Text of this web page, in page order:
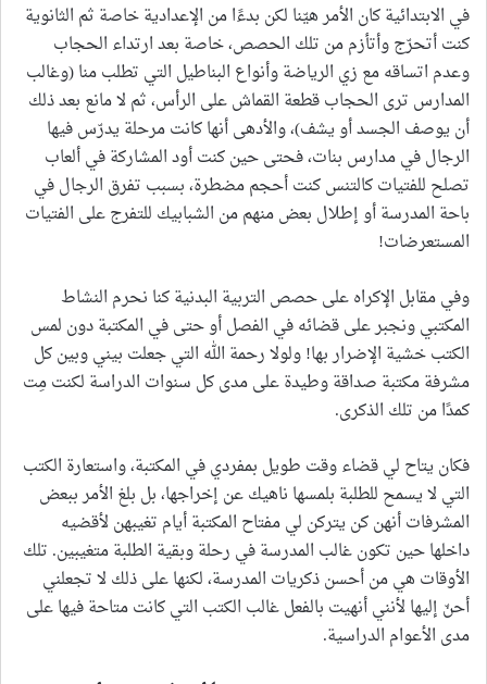
في الابتدائية كان الأمر هيّنا لكن بدءًا من الإعدادية خاصة ثم الثانوية
كنت أتحرّج وأتأزم من تلك الحصص، خاصة بعد ارتداء الحجاب
وعدم اتساقه مع زي الرياضة وأنواع البناطيل التي تطلب منا (وغالب
المدارس ترى الحجاب قطعة القماش على الرأس، ثم لا مانع بعد ذلك
أن يوصف الجسد أو يشف)، والأدهى أنها كانت مرحلة يدرّس فيها
الرجال في مدارس بنات، فحتى حين كنت أود المشاركة في ألعاب
تصلح للفتيات كالتنس كنت أحجم مضطرة، بسبب تفرق الرجال في
باحة المدرسة أو إطلال بعض منهم من الشبابيك للتفرج على الفتيات
المستعرضات!
وفي مقابل الإكراه على حصص التربية البدنية كنا نحرم النشاط
المكتبي ونجبر على قضائه في الفصل أو حتى في المكتبة دون لمس
الكتب خشية الإضرار بها! ولولا رحمة الله التي جعلت بيني وبين كل
مشرفة مكتبة صداقة وطيدة على مدى كل سنوات الدراسة لكنت مِت
كمدًا من تلك الذكرى.
فكان يتاح لي قضاء وقت طويل بمفردي في المكتبة، واستعارة الكتب
التي لا يسمح للطلبة بلمسها ناهيك عن إخراجها، بل بلغ الأمر ببعض
المشرفات أنهن كن يتركن لي مفتاح المكتبة أيام تغيبهن لأقضيه
داخلها حين تكون غالب المدرسة في رحلة وبقية الطلبة متغيبين. تلك
الأوقات هي من أحسن ذكريات المدرسة، لكنها على ذلك لا تجعلني
أحنّ إليها لأنني أنهيت بالفعل غالب الكتب التي كانت متاحة فيها على
مدى الأعوام الدراسية.